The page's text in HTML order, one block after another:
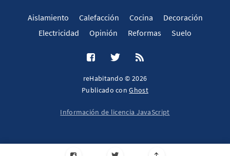
Aislamiento Calefacción Cocina
Decoración
Electricidad
Opinión Reformas Suelo
reHabitando © 2026
Publicado conGhost
Información de licencia JavaScript